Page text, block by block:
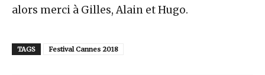
alors merci à Gilles, Alain et Hugo.
TAGS Festival Cannes 2018